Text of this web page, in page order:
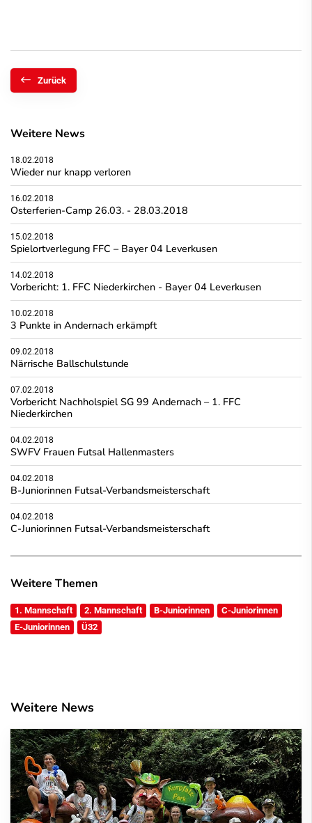
Zurück
Weitere News
18.02.2018
Wieder nur knapp verloren
16.02.2018
Osterferien-Camp 26.03. - 28.03.2018
15.02.2018
Spielortverlegung FFC – Bayer 04 Leverkusen
14.02.2018
Vorbericht: 1. FFC Niederkirchen - Bayer 04 Leverkusen
10.02.2018
3 Punkte in Andernach erkämpft
09.02.2018
Närrische Ballschulstunde
07.02.2018
Vorbericht Nachholspiel SG 99 Andernach – 1. FFC
Niederkirchen
04.02.2018
SWFV Frauen Futsal Hallenmasters
04.02.2018
B-Juniorinnen Futsal-Verbandsmeisterschaft
04.02.2018
C-Juniorinnen Futsal-Verbandsmeisterschaft
Weitere Themen
1. Mannschaft 2. Mannschaft B-Juniorinnen
C-Juniorinnen
E-Juniorinnen
Ü32
Weitere News